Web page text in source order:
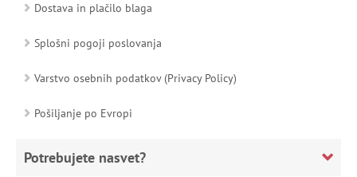
Dostava in plačilo blaga
Splošni pogoji poslovanja
Varstvo osebnih podatkov (Privacy Policy)
Pošiljanje po Evropi
Potrebujete nasvet?